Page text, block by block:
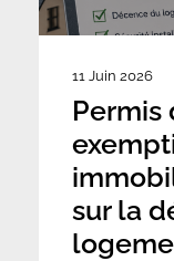
11 Juin 2026
Permis
sur la